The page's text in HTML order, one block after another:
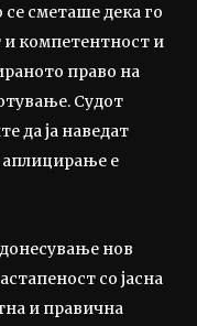
сметаше дека го
и компетентност и
право на
Судот
да ја наведат
аплицирање е
нов
со јасна
и правична